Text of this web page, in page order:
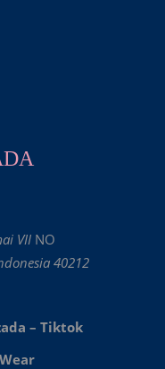
VII NO
40212
– Tiktok